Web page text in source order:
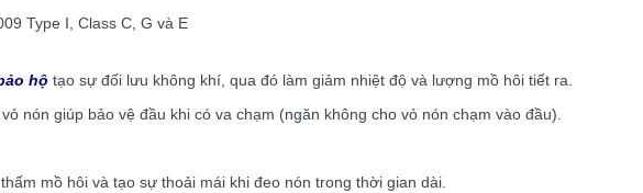
Type I, Class C, G và E
hộ tạo sự đối lưu không khí, qua đó làm giảm nhiệt độ và lượng mồ hôi tiết ra.
nón giúp bảo vệ đầu khi có va chạm (ngăn không cho vỏ nón chạm vào đầu).
mồ hôi và tạo sự thoải mái khi đeo nón trong thời gian dài.